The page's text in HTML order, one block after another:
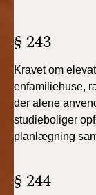
BR18 (1/7-
2020)
BR18 (10/
2020)
§ 243
Kravet om
enfamiliehuse,
der alene
studieboliger
planlægning
§ 244